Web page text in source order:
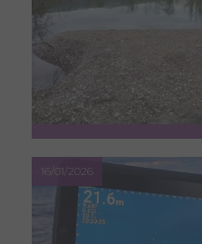
16/01/2026